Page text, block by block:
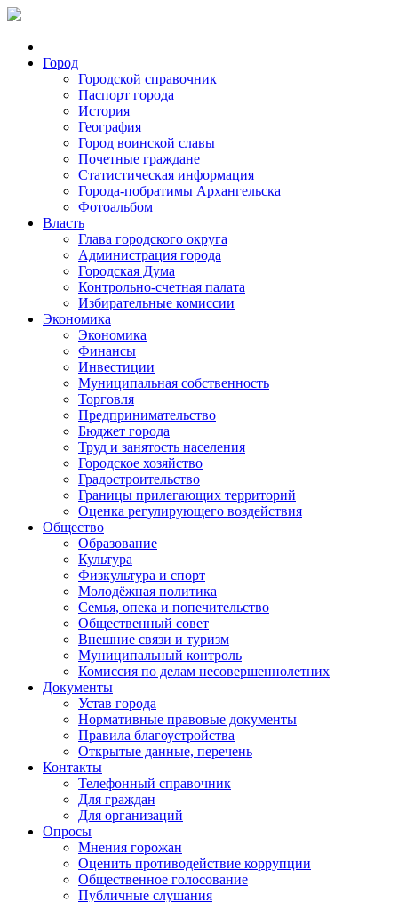
Город
Городской справочник
Паспорт города
История
География
Город воинской славы
Почетные граждане
Статистическая информация
Города-побратимы Архангельска
Фотоальбом
Власть
Глава городского округа
Администрация города
Городская Дума
Контрольно-счетная палата
Избирательные комиссии
Экономика
Экономика
Финансы
Инвестиции
Муниципальная собственность
Торговля
Предпринимательство
Бюджет города
Труд и занятость населения
Городское хозяйство
Градостроительство
Границы прилегающих территорий
Оценка регулирующего воздействия
Общество
Образование
Культура
Физкультура и спорт
Молодёжная политика
Семья, опека и попечительство
Общественный совет
Внешние связи и туризм
Муниципальный контроль
Комиссия по делам несовершеннолетних
Документы
Устав города
Нормативные правовые документы
Правила благоустройства
Открытые данные, перечень
Контакты
Телефонный справочник
Для граждан
Для организаций
Опросы
Мнения горожан
Оценить противодействие коррупции
Общественное голосование
Публичные слушания